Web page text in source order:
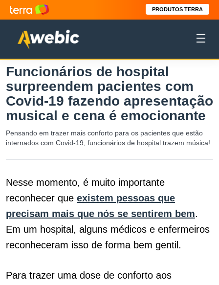
PRODUTOS TERRA
Funcionários de hospital
surpreendem pacientes com
Covid-19 fazendo apresentação
musical e cena é emocionante
Pensando em trazer mais conforto para os pacientes que estão
internados com Covid-19, funcionários de hospital trazem música!
Nesse momento, é muito importante
reconhecer que existem pessoas que
precisam mais que nós se sentirem bem.
Em um hospital, alguns médicos e enfermeiros
reconheceram isso de forma bem gentil.
Para trazer uma dose de conforto aos